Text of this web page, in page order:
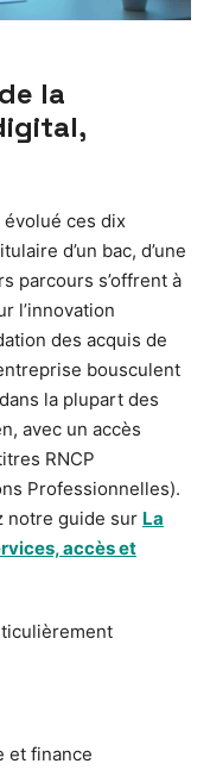
la
évolué ces dix
d’un bac, d’une
parcours s’offrent à
l’innovation
des acquis de
bousculent
la plupart des
avec un accès
RNCP
Professionnelles).
notre guide sur La
accès et
et finance